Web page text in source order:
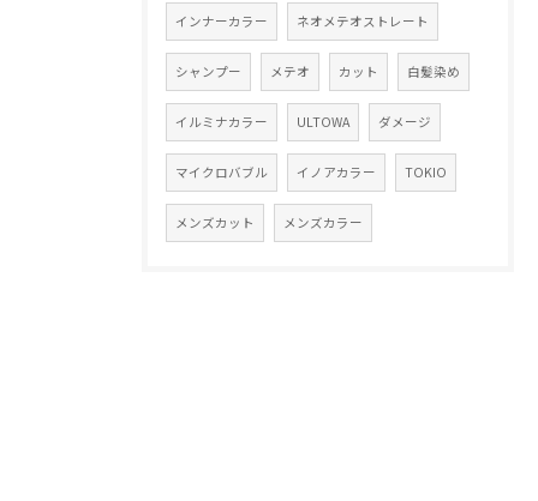
インナーカラー ネオメテオストレート
シャンプー メテオ カット 白髪染め
イルミナカラー ULTOWA ダメージ
マイクロバブル イノアカラー TOKIO
メンズカット メンズカラー